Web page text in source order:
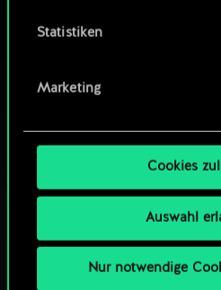
um das Thema Cookies
Statistiken
Marketing
Cookies
Auswahl
Nur notwendige
WIE WÄR’S MIT